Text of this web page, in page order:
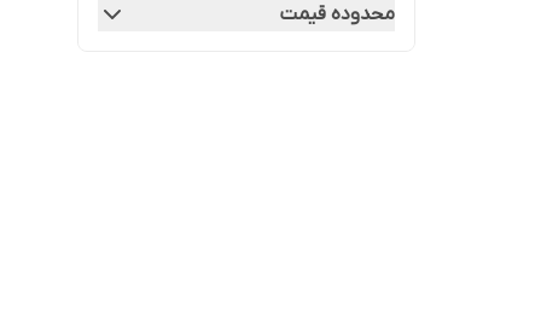
محدوده قیمت